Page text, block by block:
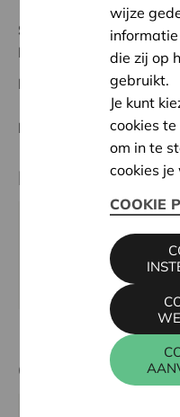
Status:
Volledig
Hageland
Datum:
02/10/2023
Beslissing:
Partner
KTG UILENSPIEGEL
Contactpersoon
wijze
die zij op
gebruikt.
Je kunt
cookies
om in te
cookies
COOKIE